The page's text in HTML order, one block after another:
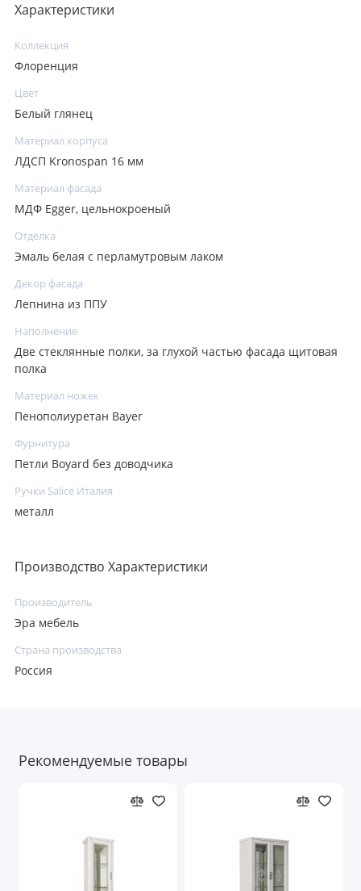
Характеристики
Коллекция
Флоренция
Цвет
Белый глянец
Материал корпуса
ЛДСП Kronospan 16 мм
Материал фасада
МДФ Egger, цельнокроеный
Отделка
Эмаль белая с перламутровым лаком
Декор фасада
Лепнина из ППУ
Наполнение
Две стеклянные полки, за глухой частью фасада щитовая
полка
Материал ножек
Пенополиуретан Bayer
Фурнитура
Петли Boyard без доводчика
Ручки Salice Италия
металл
Производство Характеристики
Производитель
Эра мебель
Страна производства
Россия
Рекомендуемые товары